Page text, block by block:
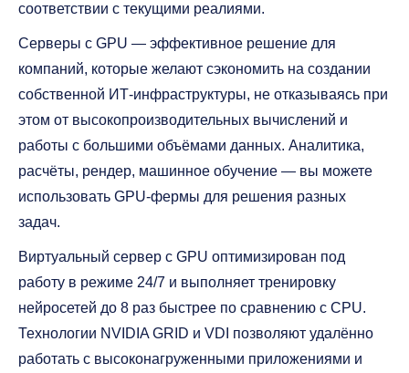
соответствии с текущими реалиями.
Серверы с GPU — эффективное решение для
компаний, которые желают сэкономить на создании
собственной ИТ-инфраструктуры, не отказываясь при
этом от высокопроизводительных вычислений и
работы с большими объёмами данных. Аналитика,
расчёты, рендер, машинное обучение — вы можете
использовать GPU-фермы для решения разных
задач.
Виртуальный сервер с GPU оптимизирован под
работу в режиме 24/7 и выполняет тренировку
нейросетей до 8 раз быстрее по сравнению с CPU.
Технологии NVIDIA GRID и VDI позволяют удалённо
работать с высоконагруженными приложениями и